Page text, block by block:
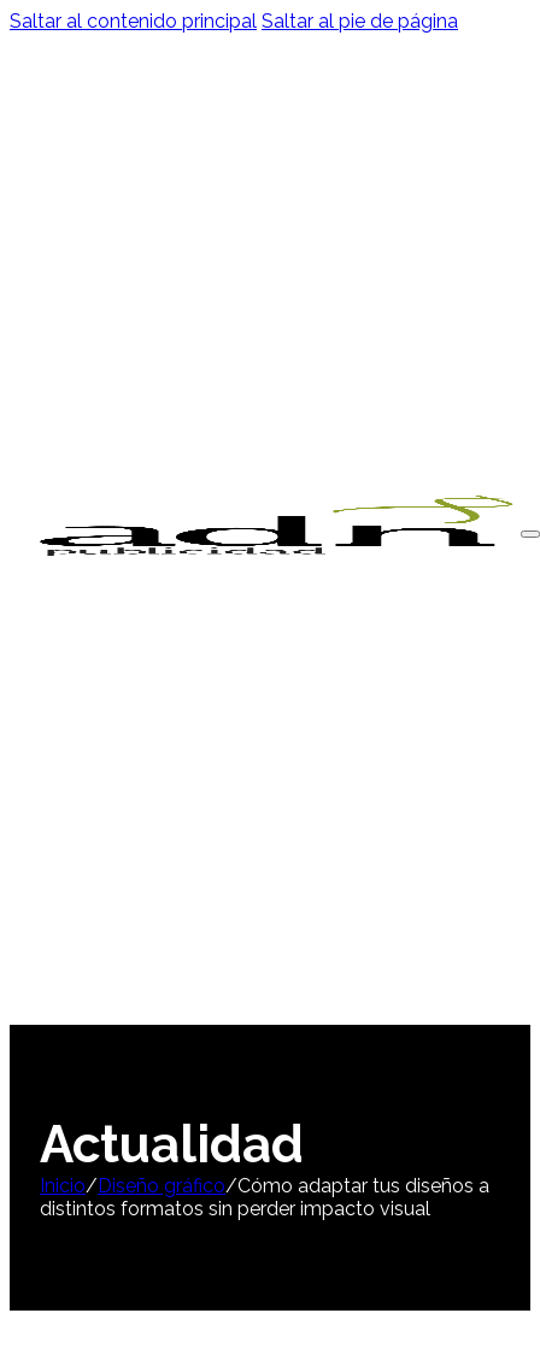
Saltar al contenido principal Saltar al pie de página
Actualidad
Inicio/Diseño gráfico/Cómo adaptar tus diseños a
distintos formatos sin perder impacto visual